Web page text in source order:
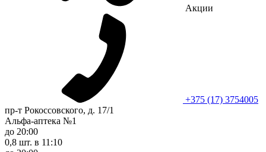
Акции
+375 (17) 3754005
пр-т Рокоссовского, д. 17/1
Альфа-аптека №1
до 20:00
0,8 шт. в 11:10